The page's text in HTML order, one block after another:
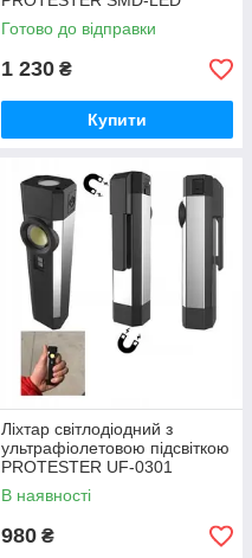
Готово до відправки
1 230 ₴
Купити
Ліхтар світлодіодний з
ультрафіолетовою підсвіткою
PROTESTER UF-0301
В наявності
980 ₴